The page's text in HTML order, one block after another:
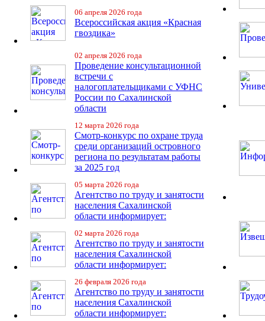
06 апреля 2026 года
Всероссийская акция «Красная
гвоздика»
02 апреля 2026 года
Проведение консультационной
встречи с
налогоплательщиками с УФНС
России по Сахалинской
области
12 марта 2026 года
Смотр-конкурс по охране труда
среди организаций островного
региона по результатам работы
за 2025 год
05 марта 2026 года
Агентство по труду и занятости
населения Сахалинской
области информирует:
02 марта 2026 года
Агентство по труду и занятости
населения Сахалинской
области информирует:
26 февраля 2026 года
Агентство по труду и занятости
населения Сахалинской
области информирует: